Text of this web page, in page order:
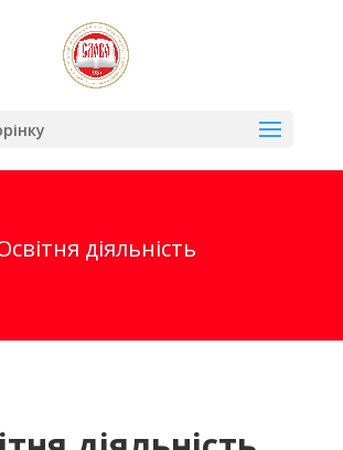
діяльність